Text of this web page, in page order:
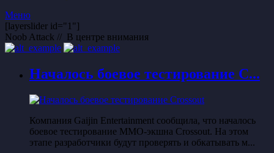
Меню
[layerslider id="1"]
Noob Attack // В центре внимания
Началось боевое тестирование C...
Компания Gaijin Entertainment сообщила, что началось
боевое тестирование MMO-экшна Crossout. На этом
этапе разработчики будут проверять и обкатывать м...